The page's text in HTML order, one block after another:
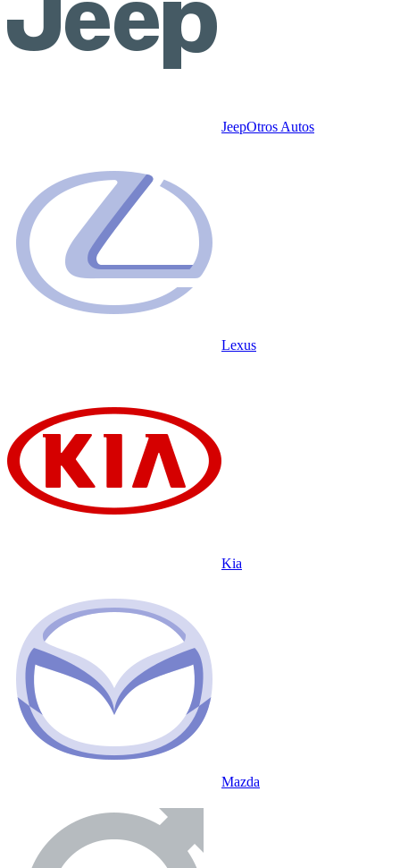
JeepOtros Autos
Lexus
Kia
Mazda